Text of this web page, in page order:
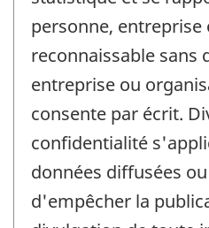
personne,
reconnaissable sans
entreprise ou
consente par écrit.
confidentialité
données diffusées
d'empêcher la